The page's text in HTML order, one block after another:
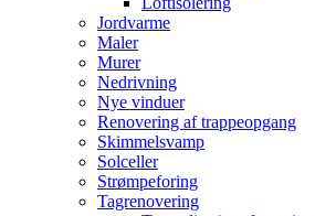
Jordvarme
Maler
Murer
Nedrivning
Nye vinduer
Renovering af trappeopgang
Skimmelsvamp
Solceller
Strømpeforing
Tagrenovering